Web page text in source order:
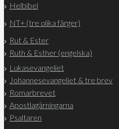
Helbibel
NT+ (tre olika färger)
Rut & Ester
Ruth & Esther (engelska)
Lukasevangeliet
Johannesevangeliet & tre brev
Romarbrevet
Apostlagärningarna
Psaltaren